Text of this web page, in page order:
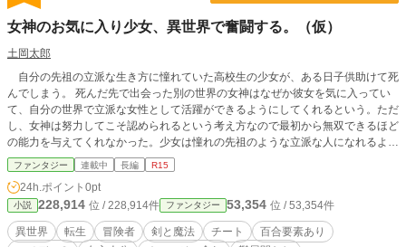
女神のお気に入り少女、異世界で奮闘する。（仮）
土岡太郎
自分の先祖の立派な生き方に憧れていた高校生の少女が、ある日子供助けて死
んでしまう。 死んだ先で出会った別の世界の女神はなぜか彼女を気に入ってい
て、自分の世界で立派な女性として活躍ができるようにしてくれるという。ただ
し、女神は努力してこそ認められるという考え方なので最初から無双できるほど
の能力を与えてくれなかった。少女は憧れの先祖のような立派な人になれるよう
に異世界で愉快で頼れる仲間達と頑張る物語。 でも女神のお気に入りなので無
双します。 ＊10/17 第一話から修正と改訂を初めています。よければ、読み
直してみてください。 ＊R-15としていますが、読む人によってはそう感じるか
もしないと思いそうしています。 あと少しパロディもあります。 小説家に
なろう様、カクヨム様、ノベルアップ+様でも投稿しています。 YouTubeで、ゆ
っくりを使った音読を始めました。 良ければ、視聴してみてください。 【ゆっ
ファンタジー 連載中 長編 R15
24h.ポイント 0pt
小説 228,914 位 / 228,914件 ファンタジー 53,354 位 / 53,354件
異世界 転生 冒険者 剣と魔法 チート
百合要素あり